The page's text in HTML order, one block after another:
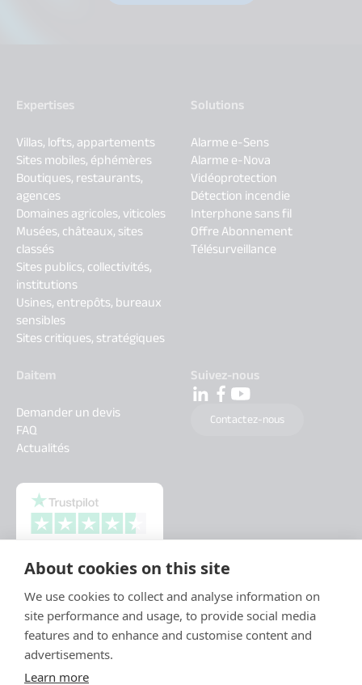
About cookies on this site
We use cookies to collect and analyse information on
site performance and usage, to provide social media
features and to enhance and customise content and
advertisements.
Learn more
Expertises
Villas, lofts, appartements
Sites mobiles, éphémères
Boutiques, restaurants,
agences
Domaines agricoles, viticoles
Musées, châteaux, sites
classés
Sites publics, collectivités,
institutions
Usines, entrepôts, bureaux
sensibles
Sites critiques, stratégiques
Solutions
Alarme e-Sens
Alarme e-Nova
Vidéoprotection
Détection incendie
Interphone sans fil
Offre Abonnement
Télésurveillance
Daitem
Demander un devis
FAQ
Actualités
Suivez-nous
Contactez-nous